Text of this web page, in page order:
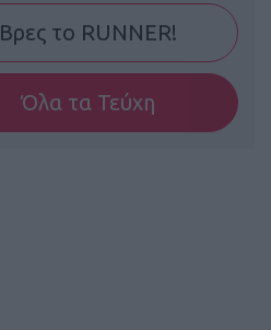
Βρες το RUNNER!
Όλα τα Τεύχη